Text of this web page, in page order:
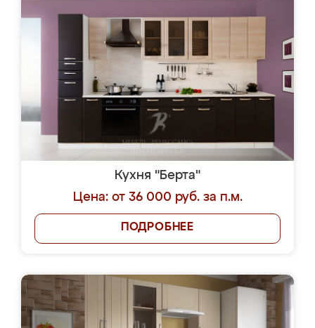
Кухня "Берта"
Цена: от 36 000 руб. за п.м.
ПОДРОБНЕЕ